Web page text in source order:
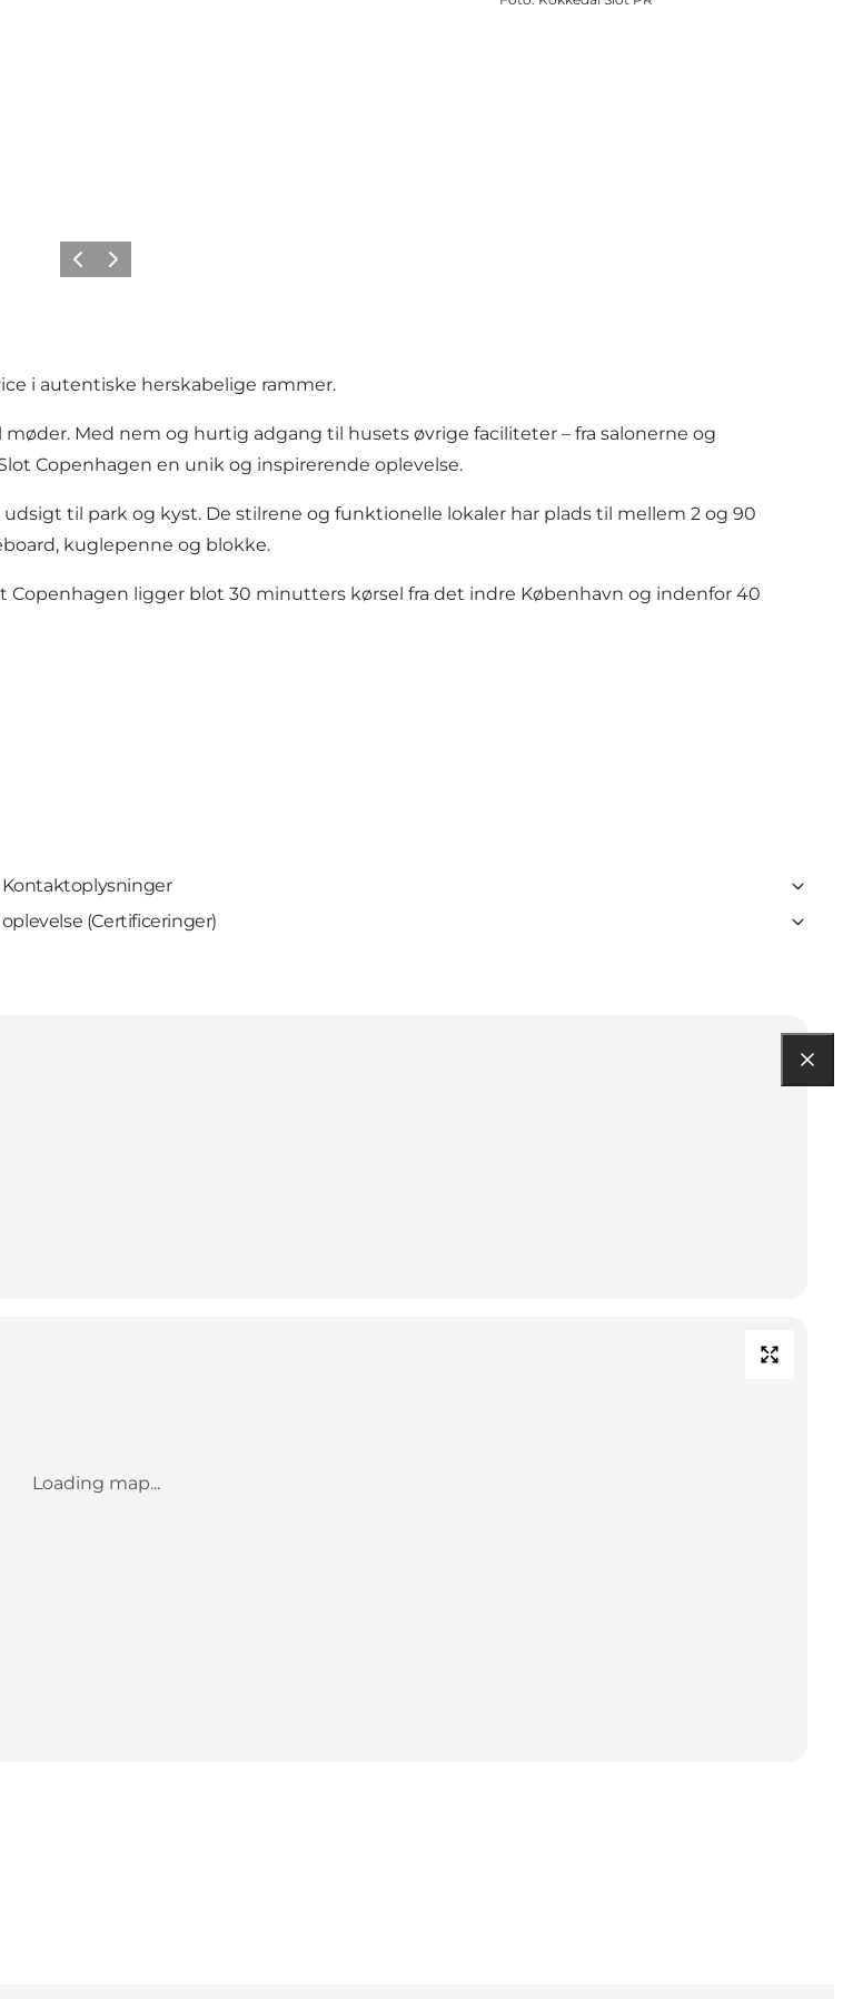
ForrigeNæste
i autentiske herskabelige rammer.
Med nem og hurtig adgang til husets øvrige faciliteter – fra salonerne og
Copenhagen en unik og inspirerende oplevelse.
til park og kyst. De stilrene og funktionelle lokaler har plads til mellem 2 og 90
kuglepenne og blokke.
ligger blot 30 minutters kørsel fra det indre København og indenfor 40
Kontaktoplysninger
(Certificeringer)
Loading map...